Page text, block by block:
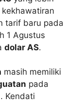
tarif baru pada
1 Agustus
dolar AS.
masih memiliki
pada
Kendati